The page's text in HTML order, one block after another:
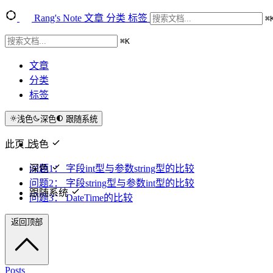
Rang's Note 文章 分类 标签 ⌘
⌘K
文章
分类
标签
浅色 深色 跟随系统
浅色
深色
跟随系统
此页上
问题1： 字段int型与参数string型的比较
问题2： 字段string型与参数int型的比较
问题3： DateTime的比较
返回顶部
Posts